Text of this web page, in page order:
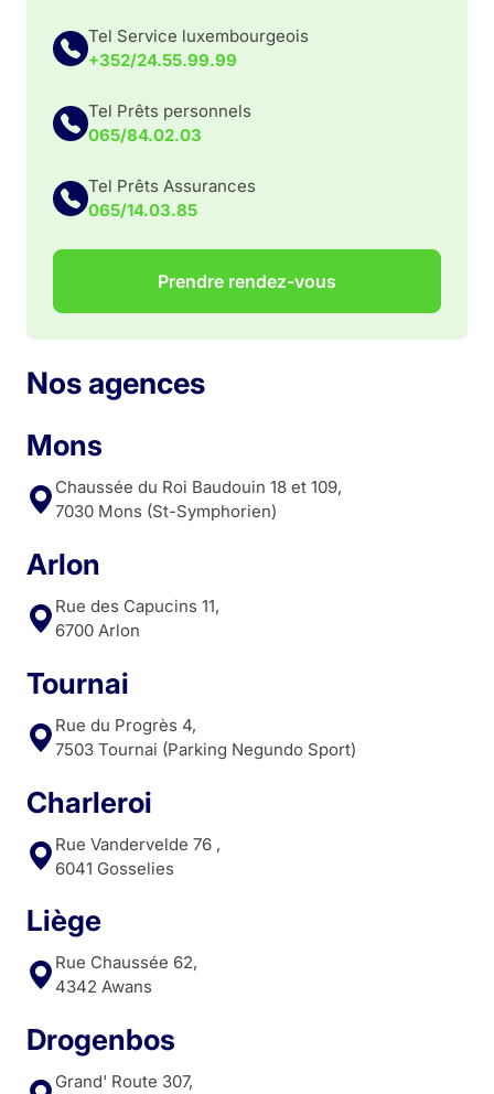
Tel Service luxembourgeois
+352/24.55.99.99
Tel Prêts personnels
065/84.02.03
Tel Prêts Assurances
065/14.03.85
Prendre rendez-vous
Nos agences
Mons
Chaussée du Roi Baudouin 18 et 109,
7030 Mons (St-Symphorien)
Arlon
Rue des Capucins 11,
6700 Arlon
Tournai
Rue du Progrès 4,
7503 Tournai (Parking Negundo Sport)
Charleroi
Rue Vandervelde 76 ,
6041 Gosselies
Liège
Rue Chaussée 62,
4342 Awans
Drogenbos
Grand' Route 307,